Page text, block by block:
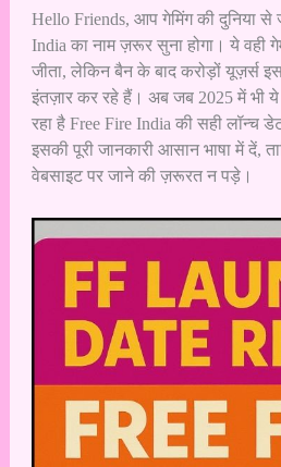
Hello Friends, आप गेमिंग की दुनिया
India का नाम ज़रूर सुना होगा। ये वही
जीता, लेकिन बैन के बाद करोड़ों यूज़र्स
इंतज़ार कर रहे हैं। अब जब 2025 में भी ये
रहा है Free Fire India की सही लॉन्च
इसकी पूरी जानकारी आसान भाषा में दें,
वेबसाइट पर जाने की ज़रूरत न पड़े।